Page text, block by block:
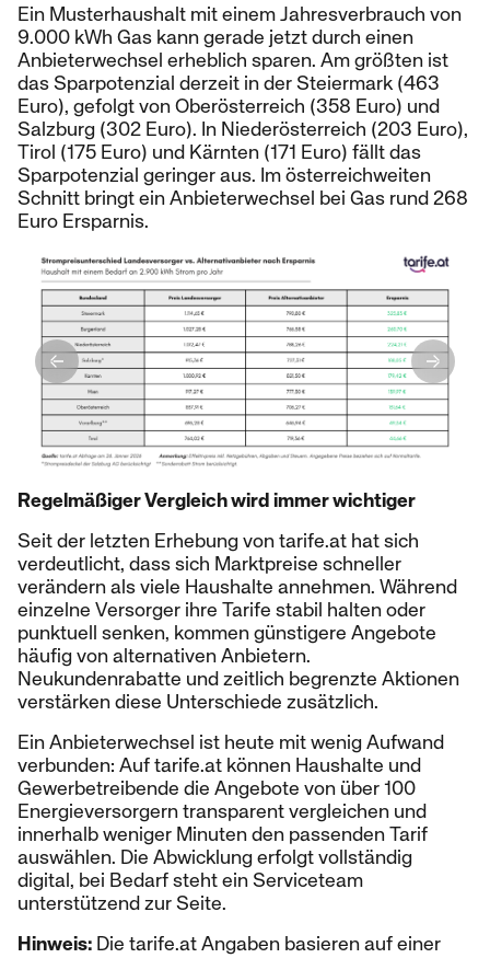
Ein Musterhaushalt mit einem Jahresverbrauch von
9.000 kWh Gas kann gerade jetzt durch einen
Anbieterwechsel erheblich sparen. Am größten ist
das Sparpotenzial derzeit in der Steiermark (463
Euro), gefolgt von Oberösterreich (358 Euro) und
Salzburg (302 Euro). In Niederösterreich (203 Euro),
Tirol (175 Euro) und Kärnten (171 Euro) fällt das
Sparpotenzial geringer aus. Im österreichweiten
Schnitt bringt ein Anbieterwechsel bei Gas rund 268
Euro Ersparnis.
Regelmäßiger Vergleich wird immer wichtiger
Seit der letzten Erhebung von tarife.at hat sich
verdeutlicht, dass sich Marktpreise schneller
verändern als viele Haushalte annehmen. Während
einzelne Versorger ihre Tarife stabil halten oder
punktuell senken, kommen günstigere Angebote
häufig von alternativen Anbietern.
Neukundenrabatte und zeitlich begrenzte Aktionen
verstärken diese Unterschiede zusätzlich.
Ein Anbieterwechsel ist heute mit wenig Aufwand
verbunden: Auf tarife.at können Haushalte und
Gewerbetreibende die Angebote von über 100
Energieversorgern transparent vergleichen und
innerhalb weniger Minuten den passenden Tarif
auswählen. Die Abwicklung erfolgt vollständig
digital, bei Bedarf steht ein Serviceteam
unterstützend zur Seite.
Hinweis: Die tarife.at Angaben basieren auf einer